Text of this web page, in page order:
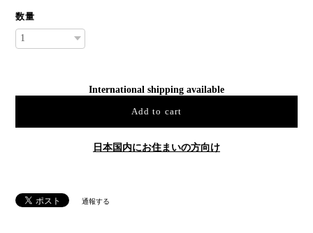
数量
International shipping available
Add to cart
日本国内にお住まいの方向け
通報する